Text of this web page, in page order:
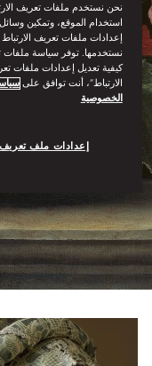
نحن نستخدم ملفات تعريف
استخدام الموقع، وتمكين
إعدادات ملفات تعريف
نستخدمها. توفر سياسة ملفات
كيفية تعديل إعدادات ملفات
الارتباط”، أنت توافق على
الخصوصية
إعدادات ملف تعريف